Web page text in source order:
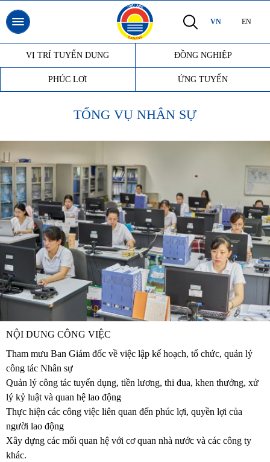
VN EN
VỊ TRÍ TUYỂN DỤNG ĐỒNG NGHIỆP
PHÚC LỢI ỨNG TUYỂN
TỔNG VỤ NHÂN SỰ
NỘI DUNG CÔNG VIỆC
Tham mưu Ban Giám đốc về việc lập kế hoạch, tổ chức, quản lý
công tác Nhân sự
Quản lý công tác tuyển dụng, tiền lương, thi đua, khen thưởng, xử
lý kỷ luật và quan hệ lao động
Thực hiện các công việc liên quan đến phúc lợi, quyền lợi của
người lao động
Xây dựng các mối quan hệ với cơ quan nhà nước và các công ty
khác.